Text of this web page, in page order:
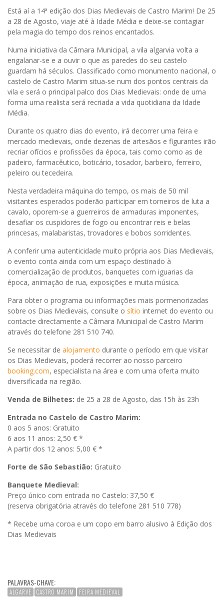
Está aí a 14ª edição dos Dias Medievais de Castro Marim! De 25
a 28 de Agosto, viaje até à Idade Média e deixe-se contagiar
pela magia do tempo dos reinos encantados.
Numa iniciativa da Câmara Municipal, a vila algarvia volta a
engalanar-se e a ouvir o que as paredes do seu castelo
guardam há séculos. Classificado como monumento nacional, o
castelo de Castro Marim situa-se num dos pontos centrais da
vila e será o principal palco dos Dias Medievais: onde de uma
forma uma realista será recriada a vida quotidiana da Idade
Média.
Durante os quatro dias do evento, irá decorrer uma feira e
mercado medievais, onde dezenas de artesãos e figurantes irão
recriar ofícios e profissões da época, tais como como as de
padeiro, farmacêutico, boticário, tosador, barbeiro, ferreiro,
peleiro ou tecedeira.
Nesta verdadeira máquina do tempo, os mais de 50 mil
visitantes esperados poderão participar em torneiros de luta a
cavalo, oporem-se a guerreiros de armaduras imponentes,
desafiar os cuspidores de fogo ou encontrar reis e belas
princesas, malabaristas, trovadores e bobos sorridentes.
A conferir uma autenticidade muito própria aos Dias Medievais,
o evento conta ainda com um espaço destinado à
comercialização de produtos, banquetes com iguarias da
época, animação de rua, exposições e muita música.
Para obter o programa ou informações mais pormenorizadas
sobre os Dias Medievais, consulte o sítio internet do evento ou
contacte directamente a Câmara Municipal de Castro Marim
através do telefone 281 510 740.
Se necessitar de alojamento durante o período em que visitar
os Dias Medievais, poderá recorrer ao nosso parceiro
booking.com, especialista na área e com uma oferta muito
diversificada na região.
Venda de Bilhetes: de 25 a 28 de Agosto, das 15h às 23h
Entrada no Castelo de Castro Marim:
0 aos 5 anos: Gratuito
6 aos 11 anos: 2,50 € *
A partir dos 12 anos: 5,00 € *
Forte de São Sebastião: Gratuito
Banquete Medieval:
Preço único com entrada no Castelo: 37,50 €
(reserva obrigatória através do telefone 281 510 778)
* Recebe uma coroa e um copo em barro alusivo à Edição dos
Dias Medievais
PALAVRAS-CHAVE:
ALGARVE CASTRO MARIM FEIRA MEDIEVAL